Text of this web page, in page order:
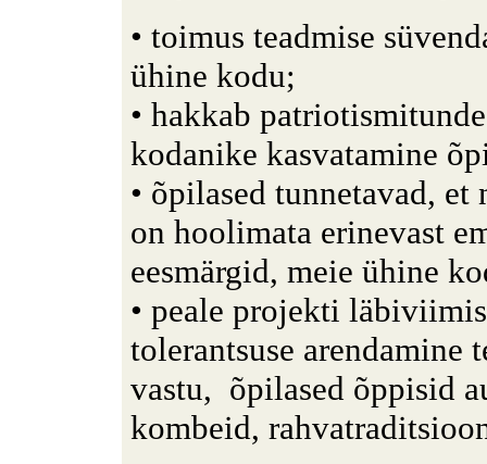
• toimus teadmise
ühine kodu;
• hakkab
kodanike kasvatamine
• õpilased tunnetavad,
on hoolimata erinevast
eesmärgid, meie ühine
• peale projekti
tolerantsuse arendamine
vastu, õpilased õppisid
kombeid,